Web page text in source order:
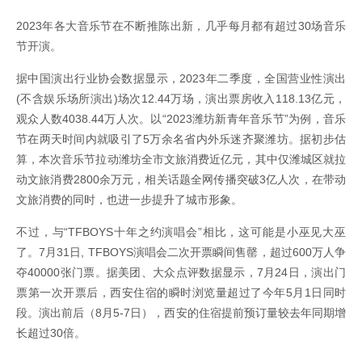
2023年各大音乐节在不断推陈出新，几乎每月都有超过30场音乐
节开演。
据中国演出行业协会数据显示，2023年二季度，全国营业性演出
(不含娱乐场所演出)场次12.44万场，演出票房收入118.13亿元，
观众人数4038.44万人次。以“2023潍坊新青年音乐节”为例，音乐
节在两天时间内就吸引了5万余名省内外乐迷齐聚潍坊。据初步估
算，本次音乐节拉动潍坊全市文旅消费近亿元，其中仅潍城区就拉
动文旅消费2800余万元，相关话题全网传播突破3亿人次，在带动
文旅消费的同时，也进一步提升了城市形象。
不过，与“TFBOYS十年之约演唱会”相比，这可能是小巫见大巫
了。7月31日, TFBOYS演唱会二次开票瞬间售罄，超过600万人争
夺40000张门票。据美团、大众点评数据显示，7月24日，演出门
票第一次开票后，西安住宿的瞬时浏览量超过了今年5月1日同时
段。演出前后（8月5-7日），西安的住宿提前预订量较去年同期增
长超过30倍。